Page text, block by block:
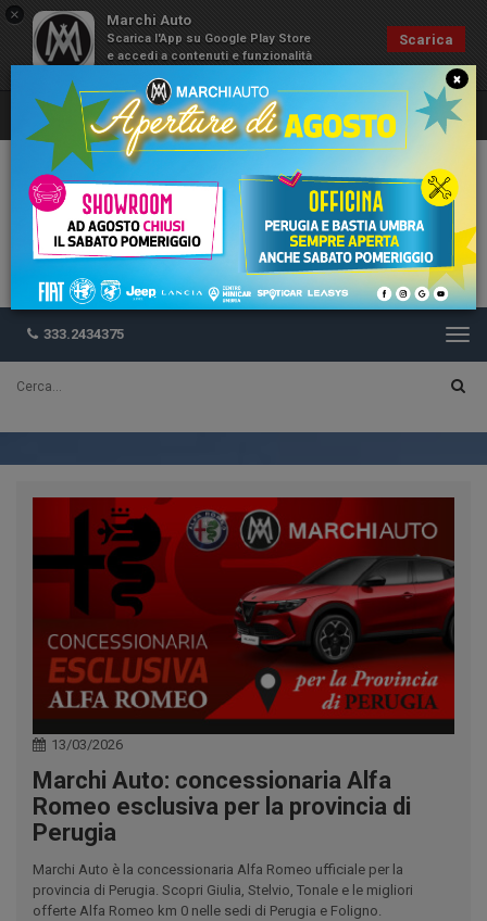
× Marchi Auto
Scarica l'App su Google Play Store
e accedi a contenuti e funzionalità
Scarica
333.2434375
13/03/2026
Marchi Auto: concessionaria Alfa
Romeo esclusiva per la provincia di
Perugia
Marchi Auto è la concessionaria Alfa Romeo ufficiale per la
provincia di Perugia. Scopri Giulia, Stelvio, Tonale e le migliori
offerte Alfa Romeo km 0 nelle sedi di Perugia e Foligno.
×